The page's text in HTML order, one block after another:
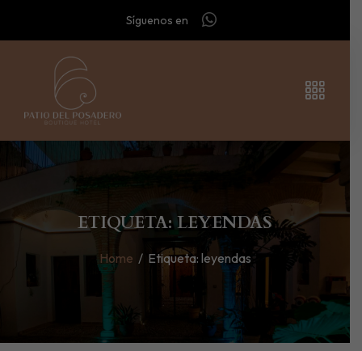
Síguenos en
ETIQUETA: LEYENDAS
Home / Etiqueta: leyendas